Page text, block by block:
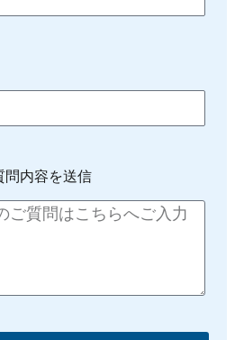
問内容を送信